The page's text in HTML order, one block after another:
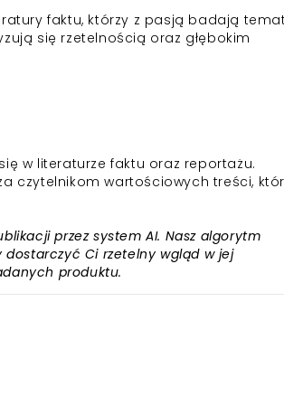
faktu, którzy z pasją badają
się rzetelnością oraz głębokim
w literaturze faktu oraz reportażu.
czytelnikom wartościowych treści,
przez system AI. Nasz algorytm
dostarczyć Ci rzetelny wgląd w jej
produktu.